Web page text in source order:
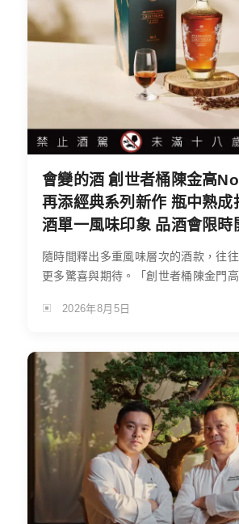
會變的酒 創世者桶陳金高
再添經典系列新作 瓶中熟成
酒單一風味印象 品酒會限時
隨時間釋出多重風味層次的酒款，往
更多驚喜與期待。「創世者桶陳金門高
2026年8月5日